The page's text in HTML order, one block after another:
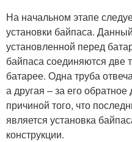
На начальном этапе
установки байпаса.
установленной перед
байпаса соединяются две
батарее. Одна труба
а другая – за его
причиной того, что
является установка
конструкции.